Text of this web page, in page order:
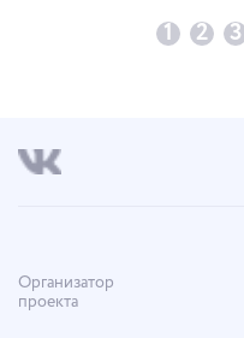
1 2 3
Организатор
проекта